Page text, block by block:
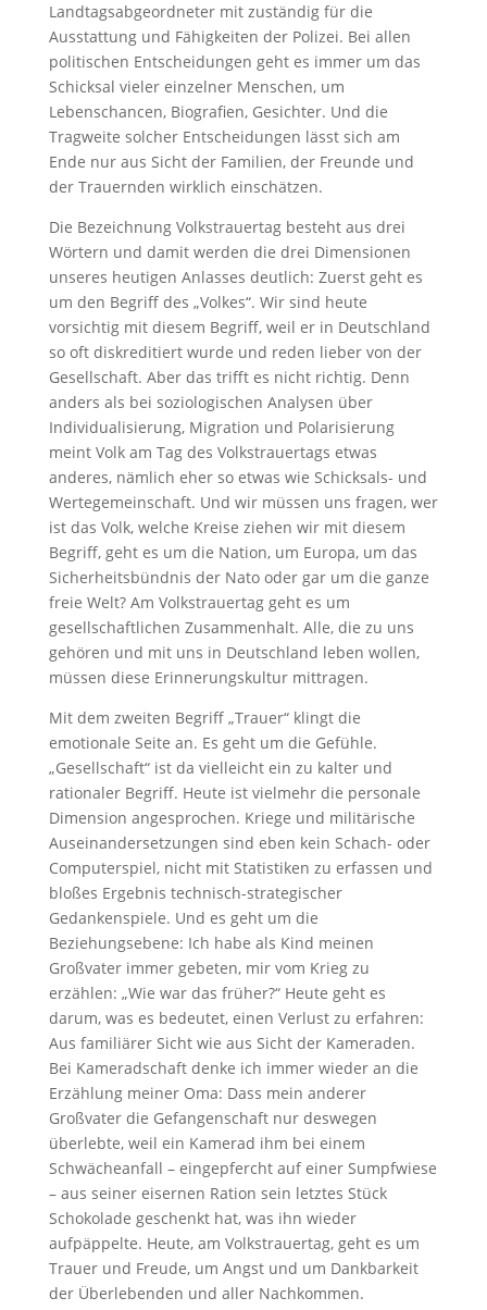
Landtagsabgeordneter mit zuständig für die
Ausstattung und Fähigkeiten der Polizei. Bei allen
politischen Entscheidungen geht es immer um das
Schicksal vieler einzelner Menschen, um
Lebenschancen, Biografien, Gesichter. Und die
Tragweite solcher Entscheidungen lässt sich am
Ende nur aus Sicht der Familien, der Freunde und
der Trauernden wirklich einschätzen.
Die Bezeichnung Volkstrauertag besteht aus drei
Wörtern und damit werden die drei Dimensionen
unseres heutigen Anlasses deutlich: Zuerst geht es
um den Begriff des „Volkes“. Wir sind heute
vorsichtig mit diesem Begriff, weil er in Deutschland
so oft diskreditiert wurde und reden lieber von der
Gesellschaft. Aber das trifft es nicht richtig. Denn
anders als bei soziologischen Analysen über
Individualisierung, Migration und Polarisierung
meint Volk am Tag des Volkstrauertags etwas
anderes, nämlich eher so etwas wie Schicksals- und
Wertegemeinschaft. Und wir müssen uns fragen, wer
ist das Volk, welche Kreise ziehen wir mit diesem
Begriff, geht es um die Nation, um Europa, um das
Sicherheitsbündnis der Nato oder gar um die ganze
freie Welt? Am Volkstrauertag geht es um
gesellschaftlichen Zusammenhalt. Alle, die zu uns
gehören und mit uns in Deutschland leben wollen,
müssen diese Erinnerungskultur mittragen.
Mit dem zweiten Begriff „Trauer“ klingt die
emotionale Seite an. Es geht um die Gefühle.
„Gesellschaft“ ist da vielleicht ein zu kalter und
rationaler Begriff. Heute ist vielmehr die personale
Dimension angesprochen. Kriege und militärische
Auseinandersetzungen sind eben kein Schach- oder
Computerspiel, nicht mit Statistiken zu erfassen und
bloßes Ergebnis technisch-strategischer
Gedankenspiele. Und es geht um die
Beziehungsebene: Ich habe als Kind meinen
Großvater immer gebeten, mir vom Krieg zu
erzählen: „Wie war das früher?“ Heute geht es
darum, was es bedeutet, einen Verlust zu erfahren:
Aus familiärer Sicht wie aus Sicht der Kameraden.
Bei Kameradschaft denke ich immer wieder an die
Erzählung meiner Oma: Dass mein anderer
Großvater die Gefangenschaft nur deswegen
überlebte, weil ein Kamerad ihm bei einem
Schwächeanfall – eingepfercht auf einer Sumpfwiese
– aus seiner eisernen Ration sein letztes Stück
Schokolade geschenkt hat, was ihn wieder
aufpäppelte. Heute, am Volkstrauertag, geht es um
Trauer und Freude, um Angst und um Dankbarkeit
der Überlebenden und aller Nachkommen.